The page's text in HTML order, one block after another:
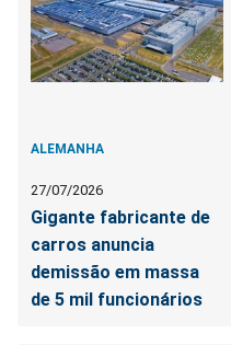
ALEMANHA
27/07/2026
Gigante fabricante de
carros anuncia
demissão em massa
de 5 mil funcionários